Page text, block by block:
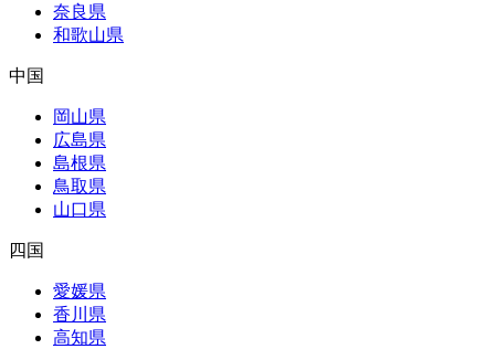
奈良県
和歌山県
中国
岡山県
広島県
島根県
鳥取県
山口県
四国
愛媛県
香川県
高知県